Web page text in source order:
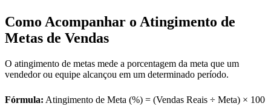
Como Acompanhar o Atingimento de
Metas de Vendas
O atingimento de metas mede a porcentagem da meta que um
vendedor ou equipe alcançou em um determinado período.
Fórmula: Atingimento de Meta (%) = (Vendas Reais ÷ Meta) × 100